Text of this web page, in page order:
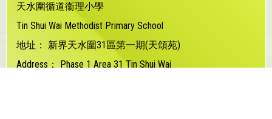
天水圍循道衞理小學
Tin Shui Wai Methodist Primary School
地址：
新界天水圍31區第一期(天頌苑)
Address：
Phase 1 Area 31 Tin Shui Wai